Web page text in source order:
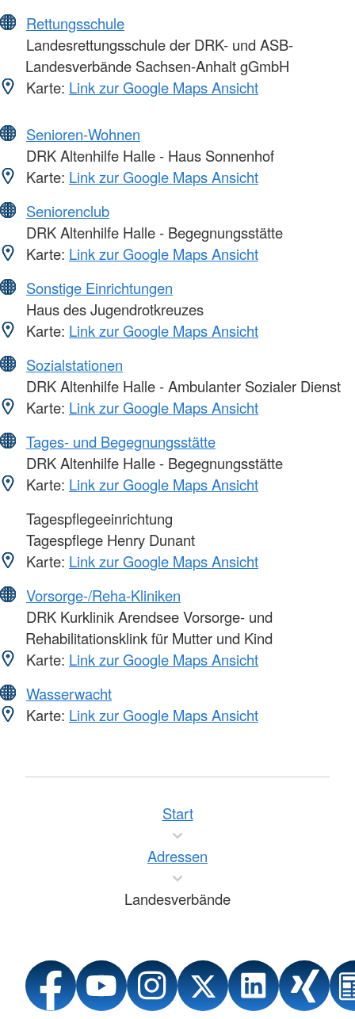
Rettungsschule
Landesrettungsschule der DRK- und ASB-
Landesverbände Sachsen-Anhalt gGmbH
Karte: Link zur Google Maps Ansicht
Senioren-Wohnen
DRK Altenhilfe Halle - Haus Sonnenhof
Karte: Link zur Google Maps Ansicht
Seniorenclub
DRK Altenhilfe Halle - Begegnungsstätte
Karte: Link zur Google Maps Ansicht
Sonstige Einrichtungen
Haus des Jugendrotkreuzes
Karte: Link zur Google Maps Ansicht
Sozialstationen
DRK Altenhilfe Halle - Ambulanter Sozialer Dienst
Karte: Link zur Google Maps Ansicht
Tages- und Begegnungsstätte
DRK Altenhilfe Halle - Begegnungsstätte
Karte: Link zur Google Maps Ansicht
Tagespflegeeinrichtung
Tagespflege Henry Dunant
Karte: Link zur Google Maps Ansicht
Vorsorge-/Reha-Kliniken
DRK Kurklinik Arendsee Vorsorge- und
Rehabilitationsklink für Mutter und Kind
Karte: Link zur Google Maps Ansicht
Wasserwacht
Karte: Link zur Google Maps Ansicht
Start
Adressen
Landesverbände